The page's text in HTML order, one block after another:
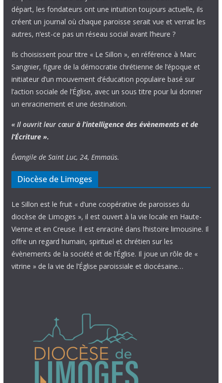
départ, les fondateurs ont une intuition toujours actuelle, ils
créent un journal où chaque paroisse serait vue et verrait les
autres, n’est-ce pas un réseau social avant l’heure ?
Ils choisissent pour titre « Le Sillon », en référence à Marc
Sangnier, figure de la démocratie chrétienne de l’époque et
initiateur d’un mouvement d’éducation populaire basé sur
l’action sociale de l’Église, avec un sous titre pour lui donner
un enracinement et une destination.
« Il ouvrit leur cœur à l’intelligence des évènements et de
l’Écriture ».
Évangile de Saint Luc, 24, Emmaüs.
Diocèse de Limoges
Le Sillon est le fruit « d’une coopérative de paroisses du
diocèse de Limoges », il est ouvert à la vie locale en Haute-
Vienne et en Creuse. Il est enraciné dans l’histoire limousine. Il
offre un regard humain, spirituel et chrétien sur les
évènements de la société et de l’Église. Il joue un rôle de «
vitrine » de la vie de l’Église paroissiale et diocésaine…